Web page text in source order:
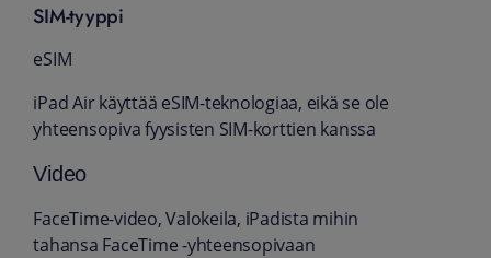
SIM-tyyppi
eSIM
iPad Air käyttää eSIM-teknologiaa, eikä se ole
yhteensopiva fyysisten SIM-korttien kanssa
Video
FaceTime-video, Valokeila, iPadista mihin
tahansa FaceTime -yhteensopivaan